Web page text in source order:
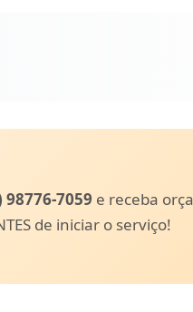
98776-7059 e receba
de iniciar o serviço!